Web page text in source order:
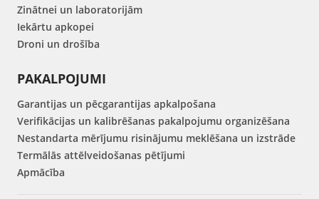
Zinātnei un laboratorijām
Iekārtu apkopei
Droni un drošība
PAKALPOJUMI
Garantijas un pēcgarantijas apkalpošana
Verifikācijas un kalibrēšanas pakalpojumu organizēšana
Nestandarta mērījumu risinājumu meklēšana un izstrāde
Termālās attēlveidošanas pētījumi
Apmācība